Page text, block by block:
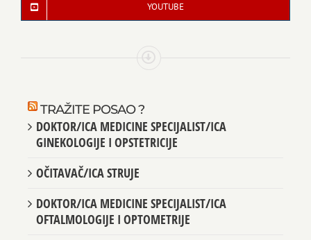
YOUTUBE
TRAŽITE POSAO ?
DOKTOR/ICA MEDICINE SPECIJALIST/ICA
GINEKOLOGIJE I OPSTETRICIJE
OČITAVAČ/ICA STRUJE
DOKTOR/ICA MEDICINE SPECIJALIST/ICA
OFTALMOLOGIJE I OPTOMETRIJE